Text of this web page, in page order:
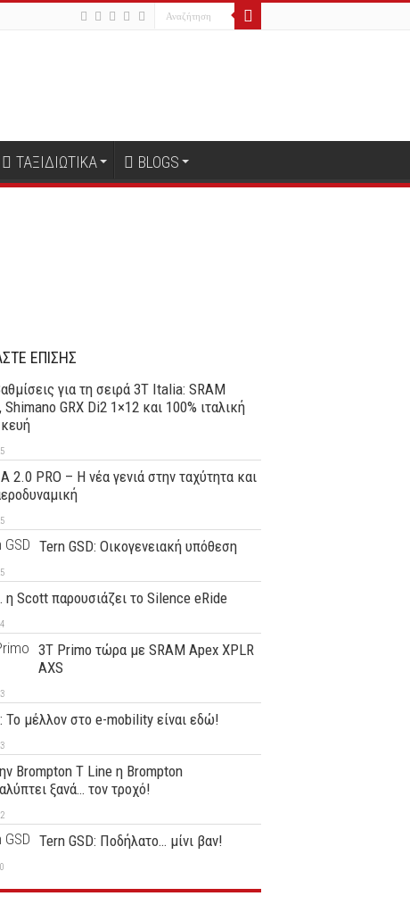
ΤΑΞΙΔΙΩΤΙΚΑ BLOGS
ΕΠΙΣΗΣ
για τη σειρά 3T Italia: SRAM
Shimano GRX Di2 1×12 και 100% ιταλική
2.0 PRO – Η νέα γενιά στην ταχύτητα και
Tern GSD: Οικογενειακή υπόθεση
Scott παρουσιάζει το Silence eRide
3T Primo τώρα με SRAM Apex XPLR
AXS
Το μέλλον στο e-mobility είναι εδώ!
Brompton T Line η Brompton
ξανά… τον τροχό!
Tern GSD: Ποδήλατο… μίνι βαν!